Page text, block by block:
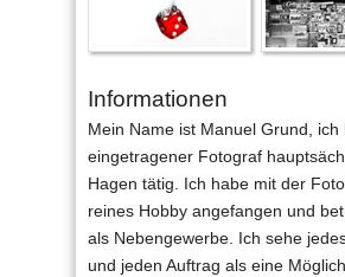
Informationen
Mein Name ist Manuel Grund, ich
eingetragener Fotograf
Hagen tätig. Ich habe mit der
reines Hobby angefangen und
als Nebengewerbe. Ich sehe
und jeden Auftrag als eine